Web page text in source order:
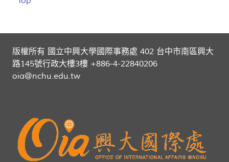
版權所有 國立中興大學國際事務處 402 台中市南區興大
路145號行政大樓3樓 +886-4-22840206
oia@nchu.edu.tw